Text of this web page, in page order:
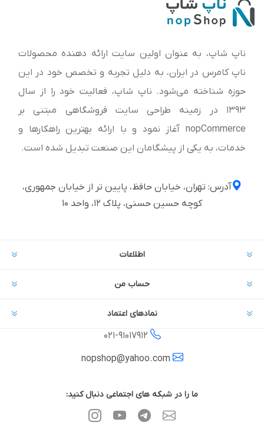
ناپ شاپ، به عنوان اولین سایت ارائه‌ دهنده محصولات
ناپ کامرس در ایران، به دلیل تجربه و تخصص خود در این
حوزه شناخته می‌شود. ناپ شاپ، فعالیت خود را از سال
1393 در زمینه طراحی سایت فروشگاهی مبتنی بر
nopCommerce آغاز نمود و با ارائه بهترین راهکارها و
خدمات، به یکی از پیشگامان این صنعت تبدیل شده است.
آدرس: تهران، خیابان حافظ، پایین تر از خیابان جمهوری،
کوچه حسین حسنی، پلاک ۱۲، واحد ۱۰
اطلاعات
حساب من
نمادهای اعتماد
021-91017912
ما را در شبکه های اجتماعی دنبال کنید: